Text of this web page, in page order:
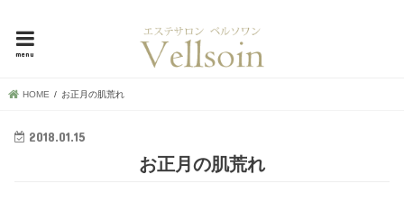
menu
HOME お正月の肌荒れ
2018.01.15
お正月の肌荒れ